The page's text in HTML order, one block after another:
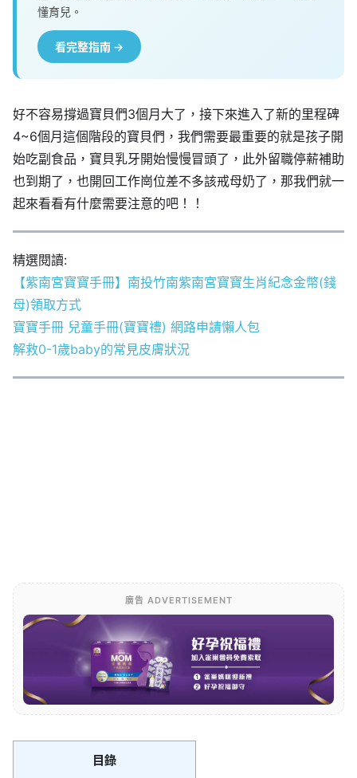
懂育兒。
看完整指南 →
好不容易撐過寶貝們3個月大了，接下來進入了新的里程碑
4~6個月這個階段的寶貝們，我們需要最重要的就是孩子開
始吃副食品，寶貝乳牙開始慢慢冒頭了，此外留職停薪補助
也到期了，也開回工作崗位差不多該戒母奶了，那我們就一
起來看看有什麼需要注意的吧！！
精選閱讀:
【紫南宮寶寶手冊】南投竹南紫南宮寶寶生肖紀念金幣(錢
母)領取方式
寶寶手冊 兒童手冊(寶寶禮) 網路申請懶人包
解救0-1歲baby的常見皮膚狀況
廣告 ADVERTISEMENT
目錄